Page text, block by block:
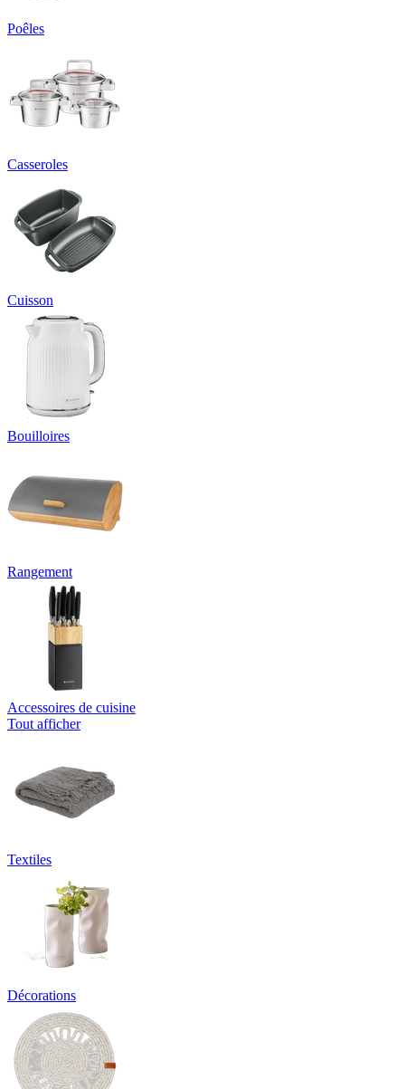
Poêles
Casseroles
Cuisson
Bouilloires
Rangement
Accessoires de cuisine
Tout afficher
Textiles
Décorations